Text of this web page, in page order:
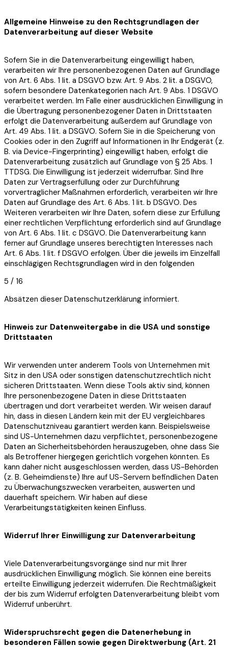
Allgemeine Hinweise zu den Rechtsgrundlagen der
Datenverarbeitung auf dieser Website
Sofern Sie in die Datenverarbeitung eingewilligt haben,
verarbeiten wir Ihre personenbezogenen Daten auf Grundlage
von Art. 6 Abs. 1 lit. a DSGVO bzw. Art. 9 Abs. 2 lit. a DSGVO,
sofern besondere Datenkategorien nach Art. 9 Abs. 1 DSGVO
verarbeitet werden. Im Falle einer ausdrücklichen Einwilligung in
die Übertragung personenbezogener Daten in Drittstaaten
erfolgt die Datenverarbeitung außerdem auf Grundlage von
Art. 49 Abs. 1 lit. a DSGVO. Sofern Sie in die Speicherung von
Cookies oder in den Zugriff auf Informationen in Ihr Endgerät (z.
B. via Device-Fingerprinting) eingewilligt haben, erfolgt die
Datenverarbeitung zusätzlich auf Grundlage von § 25 Abs. 1
TTDSG. Die Einwilligung ist jederzeit widerrufbar. Sind Ihre
Daten zur Vertragserfüllung oder zur Durchführung
vorvertraglicher Maßnahmen erforderlich, verarbeiten wir Ihre
Daten auf Grundlage des Art. 6 Abs. 1 lit. b DSGVO. Des
Weiteren verarbeiten wir Ihre Daten, sofern diese zur Erfüllung
einer rechtlichen Verpflichtung erforderlich sind auf Grundlage
von Art. 6 Abs. 1 lit. c DSGVO. Die Datenverarbeitung kann
ferner auf Grundlage unseres berechtigten Interesses nach
Art. 6 Abs. 1 lit. f DSGVO erfolgen. Über die jeweils im Einzelfall
einschlägigen Rechtsgrundlagen wird in den folgenden
5 / 16
Absätzen dieser Datenschutzerklärung informiert.
Hinweis zur Datenweitergabe in die USA und sonstige
Drittstaaten
Wir verwenden unter anderem Tools von Unternehmen mit
Sitz in den USA oder sonstigen datenschutzrechtlich nicht
sicheren Drittstaaten. Wenn diese Tools aktiv sind, können
Ihre personenbezogene Daten in diese Drittstaaten
übertragen und dort verarbeitet werden. Wir weisen darauf
hin, dass in diesen Ländern kein mit der EU vergleichbares
Datenschutzniveau garantiert werden kann. Beispielsweise
sind US-Unternehmen dazu verpflichtet, personenbezogene
Daten an Sicherheitsbehörden herauszugeben, ohne dass Sie
als Betroffener hiergegen gerichtlich vorgehen könnten. Es
kann daher nicht ausgeschlossen werden, dass US-Behörden
(z. B. Geheimdienste) Ihre auf US-Servern befindlichen Daten
zu Überwachungszwecken verarbeiten, auswerten und
dauerhaft speichern. Wir haben auf diese
Verarbeitungstätigkeiten keinen Einfluss.
Widerruf Ihrer Einwilligung zur Datenverarbeitung
Viele Datenverarbeitungsvorgänge sind nur mit Ihrer
ausdrücklichen Einwilligung möglich. Sie können eine bereits
erteilte Einwilligung jederzeit widerrufen. Die Rechtmäßigkeit
der bis zum Widerruf erfolgten Datenverarbeitung bleibt vom
Widerruf unberührt.
Widerspruchsrecht gegen die Datenerhebung in
besonderen Fällen sowie gegen Direktwerbung (Art. 21